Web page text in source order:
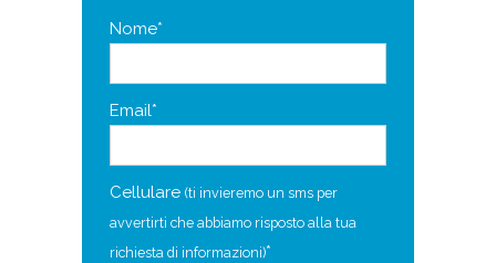
Nome*
Email*
Cellulare (ti invieremo un sms per
avvertirti che abbiamo risposto alla tua
richiesta di informazioni)*